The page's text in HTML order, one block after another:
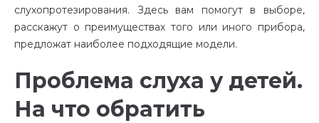
слухопротезирования. Здесь вам помогут в выборе,
расскажут о преимуществах того или иного прибора,
предложат наиболее подходящие модели.
Проблема слуха у детей.
На что обратить